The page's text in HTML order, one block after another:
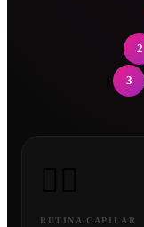
2
3
RUTINA CAPILAR